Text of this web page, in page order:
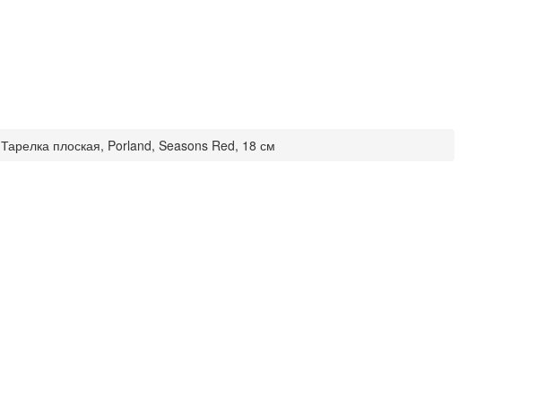
Тарелка плоская, Porland, Seasons Red, 18 см